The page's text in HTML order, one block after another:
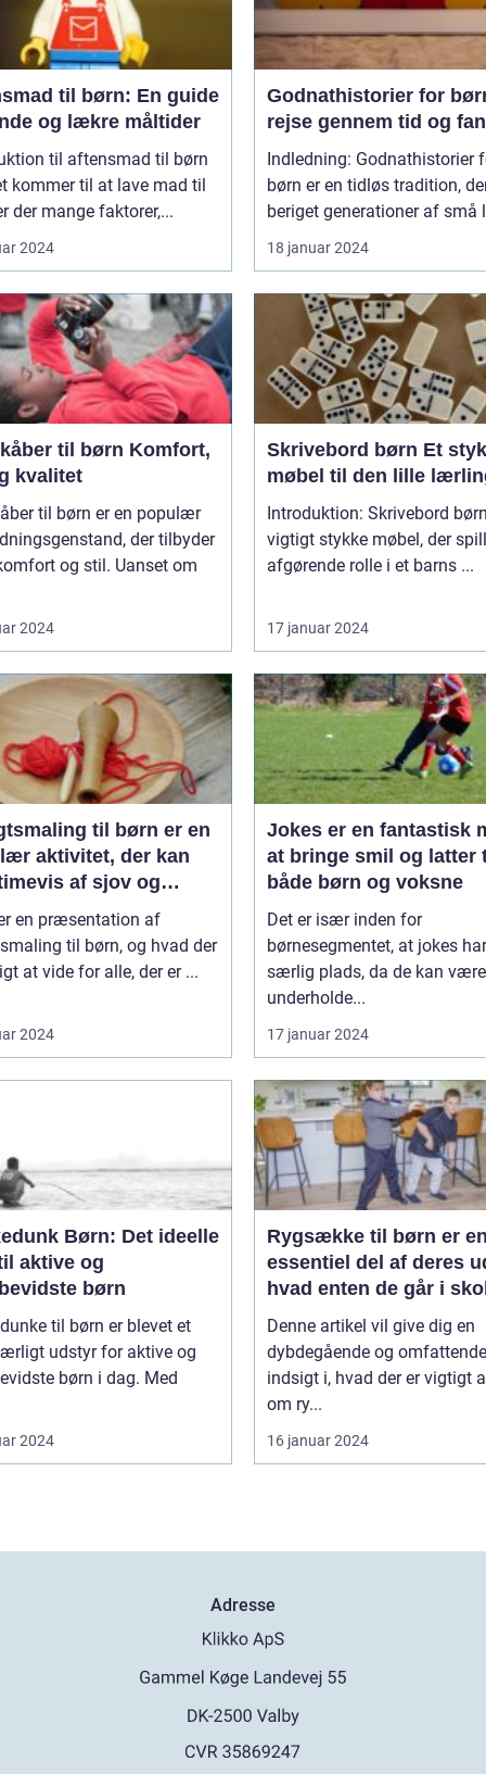
til børn: En guide
og lækre måltider
til aftensmad til børn
kommer til at lave mad til
der mange faktorer,...
2024
Godnathistorier for
rejse gennem tid og
Indledning: Godnathistorier
børn er en tidløs tradition,
beriget generationer af små
18 januar 2024
til børn Komfort,
kvalitet
til børn er en populær
der tilbyder
og stil. Uanset om
2024
Skrivebord børn Et stykke
møbel til den lille
Introduktion: Skrivebord
vigtigt stykke møbel, der
afgørende rolle i et barns ...
17 januar 2024
til børn er en
aktivitet, der kan
af sjov og
en præsentation af
til børn, og hvad der
at vide for alle, der er ...
2024
Jokes er en fantastisk
at bringe smil og latter
både børn og voksne
Det er især inden for
børnesegmentet, at jokes
særlig plads, da de kan
underholde...
17 januar 2024
Børn: Det ideelle
aktive og
børn
til børn er blevet et
udstyr for aktive og
børn i dag. Med
2024
Rygsække til børn er
essentiel del af deres
hvad enten de går i
deltager i udflugter
rejser
Denne artikel vil give dig en
dybdegående og omfattende
indsigt i, hvad der er vigtigt
om ry...
16 januar 2024
Adresse